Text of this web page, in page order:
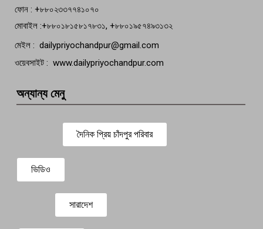
ফোন : +৮৮০২৩৩৭৭৪১০৭০
মোবাইল :+৮৮০১৮১৫৮১৭৮৩১, +৮৮০১৯৫৭৪৯৩১৩২
মেইল : dailypriyochandpur@gmail.com
ওয়েবসাইট : www.dailypriyochandpur.com
অন্যান্য মেনু
দৈনিক প্রিয় চাঁদপুর পরিবার
ভিডিও
সারাদেশ